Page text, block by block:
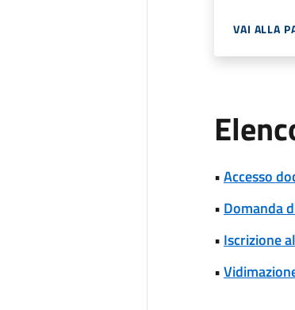
VAI ALLA
•Accesso
• Domanda
• Iscrizione
•